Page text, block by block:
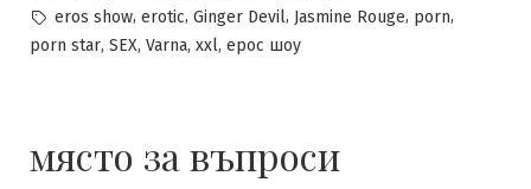
by
in
Tags:
eros show, erotic, Ginger Devil, Jasmine Rouge, porn,
porn star, SEX, Varna, xxl, ерос шоу
място за въпроси